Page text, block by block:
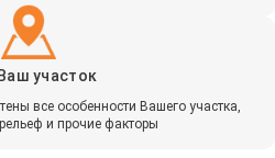
участок
все особенности Вашего участка,
и прочие факторы